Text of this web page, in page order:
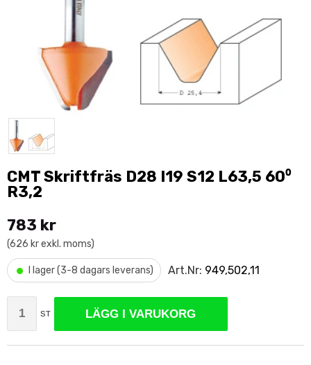
CMT Skriftfräs D28 I19 S12 L63,5 60⁰
R3,2
783 kr
(626 kr exkl. moms)
• I lager (3-8 dagars leverans) Art.Nr: 949,502,11
ST LÄGG I VARUKORG